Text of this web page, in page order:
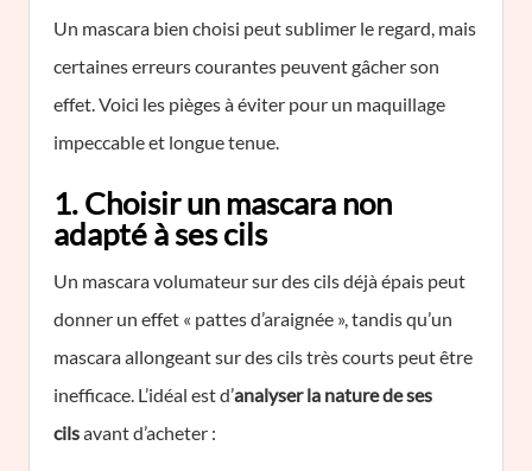
Un mascara bien choisi peut sublimer le regard, mais
certaines erreurs courantes peuvent gâcher son
effet. Voici les pièges à éviter pour un maquillage
impeccable et longue tenue.
1. Choisir un mascara non
adapté à ses cils
Un mascara volumateur sur des cils déjà épais peut
donner un effet « pattes d’araignée », tandis qu’un
mascara allongeant sur des cils très courts peut être
inefficace. L’idéal est d’analyser la nature de ses
cilsavant d’acheter :